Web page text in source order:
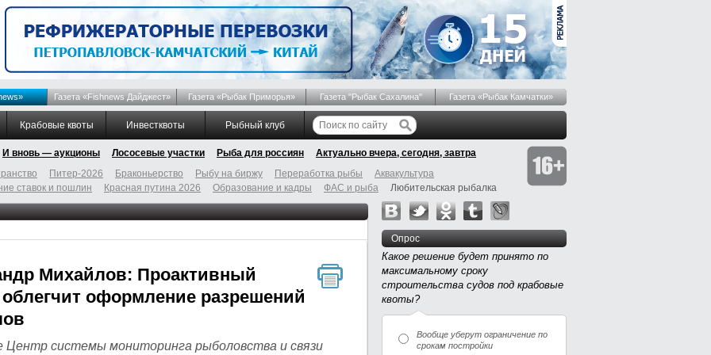
Газета «Fishnews Дайджест» Газета «Рыбак Приморья» Газета "Рыбак Сахалина" Газета «Рыбак Камчатки»
Крабовые квоты Инвестквоты Рыбный клуб
И вновь — аукционы Лососевые участки Рыба для россиян
Актуально вчера, сегодня, завтра
Питер-2026 Браконьерство Рыбу на биржу Переработка рыбы
Аквакультура
ставок и пошлин Красная путина 2026 Образование и кадры ФАС и рыба Любительская рыбалка
Михайлов: Проактивный
оформление разрешений
Центр системы мониторинга рыболовства и связи
Опрос
Какое решение будет принято по
максимальному сроку
строительства судов под крабовые
квоты?
Вообще уберут ограничение по
срокам постройки